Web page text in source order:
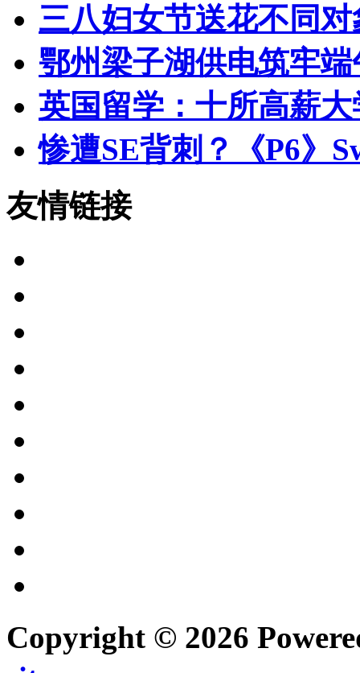
三八妇女节送花不同
鄂州梁子湖供电筑牢
英国留学：十所高薪
惨遭SE背刺？《P6》
友情链接
Copyright © 2026